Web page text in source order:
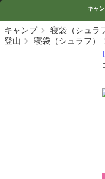
キャ
キャンプ 寝袋（シュラ
登山
寝袋（シュラフ）